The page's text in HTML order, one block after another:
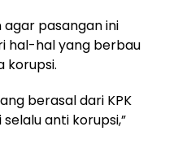
agar pasangan ini
hal-hal yang berbau
korupsi.
berasal dari KPK
anti korupsi,”